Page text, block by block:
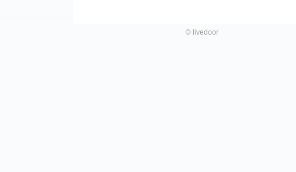
© livedoor